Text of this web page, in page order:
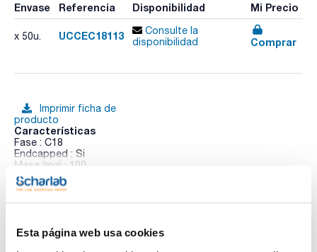
Esta página web usa cookies
Envase Referencia Disponibilidad Mi Precio
x 50u. UCCEC18113
Consulte la
disponibilidad
Comprar
Imprimir ficha de
producto
Características
Fase : C18
Endcapped : Si
Masa (mg) : 100
Volumen (mL) : 3
Poro (Å) : 60
productos Clean-Up® de UCT está orientada a una gran
Ver más